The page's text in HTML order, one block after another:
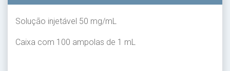
Solução injetável 50 mg/mL
Caixa com 100 ampolas de 1 mL